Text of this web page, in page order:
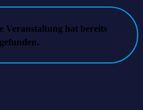
Veranstaltung hat bereits